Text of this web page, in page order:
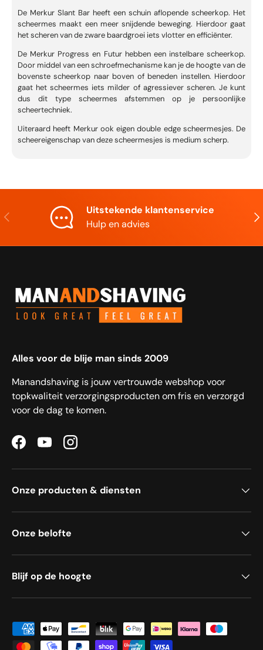
De Merkur Slant Bar heeft een schuin aflopende scheerkop. Het
scheermes maakt een meer snijdende beweging. Hierdoor gaat
het scheren van de zware baardgroei iets vlotter en efficiënter.
De Merkur Progress en Futur hebben een instelbare scheerkop.
Door middel van een schroefmechanisme kan je de hoogte van de
bovenste scheerkop naar boven of beneden instellen. Hierdoor
gaat het scheermes iets milder of agressiever scheren. Je kunt
dus dit type scheermes afstemmen op je persoonlijke
scheertechniek.
Uiteraard heeft Merkur ook eigen double edge scheermesjes. De
scheereigenschap van deze scheermesjes is medium scherp.
Vorige
Uitstekende klantenservice
Hulp en advies
Alles voor de blije man sinds 2009
Manandshaving is jouw vertrouwde webshop voor
topkwaliteit verzorgingsproducten om fris en verzorgd
voor de dag te komen.
FacebookYouTubeInstagram
Onze producten & diensten
Onze belofte
Blijf op de hoogte
Geaccepteerde betaalmethoden